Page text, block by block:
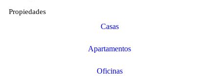
Propiedades
Casas
Apartamentos
Oficinas